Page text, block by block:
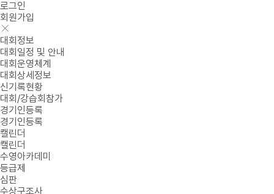
로그인
회원가입
대회정보
대회일정 및 안내
대회운영체계
대회상세정보
신기록현황
대회/강습회참가
경기인등록
경기인등록
캘린더
캘린더
수영아카데미
등급제
심판
수상구조사